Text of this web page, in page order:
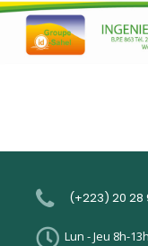
(+223) 20 28
Lun - Jeu 8h-